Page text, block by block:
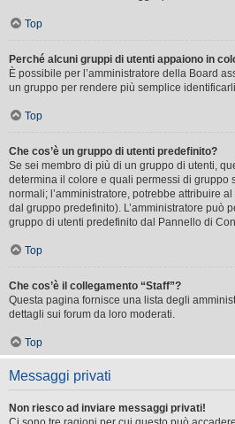
Top
Perché alcuni gruppi di utenti appaiono in
È possibile per l’amministratore della Board
un gruppo per rendere più semplice
Top
Che cos’è un gruppo di utenti predefinito?
Se sei membro di più di un gruppo di utenti,
determina il colore e quali permessi di gruppo
normali; l’amministratore, potrebbe attribuire
dal gruppo predefinito). L’amministratore può
gruppo di utenti predefinito dal Pannello di
Top
Che cos’è il collegamento “Staff”?
Questa pagina fornisce una lista degli
dettagli sui forum da loro moderati.
Top
Messaggi privati
Non riesco ad inviare messaggi privati!